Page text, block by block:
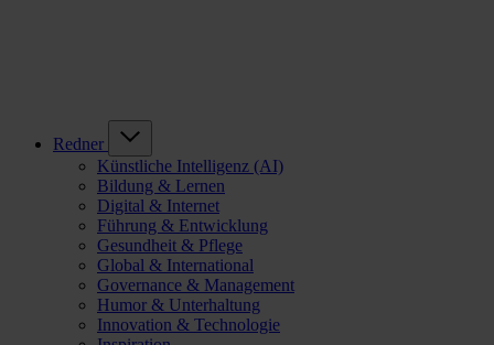
Redner
Künstliche Intelligenz (AI)
Bildung & Lernen
Digital & Internet
Führung & Entwicklung
Gesundheit & Pflege
Global & International
Governance & Management
Humor & Unterhaltung
Innovation & Technologie